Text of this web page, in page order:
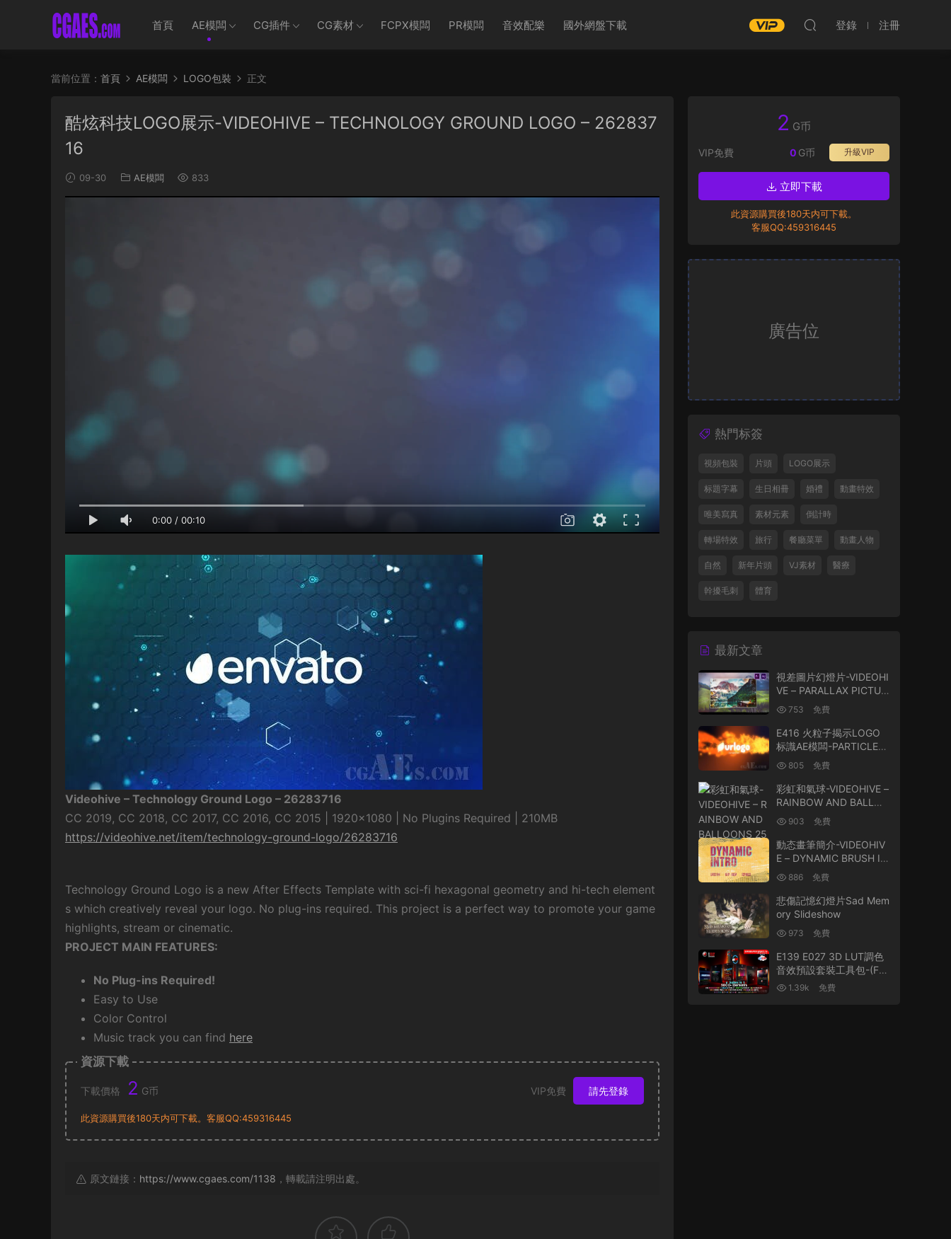
首頁 AE模闆 CG插件 CG素材 FCPX模闆 PR模闆 音效配樂 國外網盤下載 登錄 注冊
當前位置： 首頁 AE模闆 LOGO包裝 正文
酷炫科技LOGO展示-VIDEOHIVE – TECHNOLOGY GROUND LOGO – 262837
16
09-30 AE模闆 833
0:00 / 00:10
Videohive – Technology Ground Logo – 26283716
CC 2019, CC 2018, CC 2017, CC 2016, CC 2015 | 1920×1080 | No Plugins Required | 210MB
https://videohive.net/item/technology-ground-logo/26283716
Technology Ground Logo is a new After Effects Template with sci-fi hexagonal geometry and hi-tech element
s which creatively reveal your logo. No plug-ins required. This project is a perfect way to promote your game
highlights, stream or cinematic.
PROJECT MAIN FEATURES:
No Plug-ins Required!
Easy to Use
Color Control
Music track you can find here
資源下載
下載價格 2 G币 VIP免費 請先登錄
此資源購買後180天内可下載。客服QQ:459316445
原文鏈接： https://www.cgaes.com/1138 ，轉載請注明出處。
2 G币
VIP免費 升級VIP
0 G币
立即下載
此資源購買後180天内可下載。
客服QQ:459316445
廣告位
熱門标簽
視頻包裝 片頭 LOGO展示
标題字幕 生日相冊 婚禮 動畫特效
唯美寫真 素材元素 倒計時
轉場特效 旅行 餐廳菜單 動畫人物
自然 新年片頭 VJ素材 醫療
幹擾毛刺 體育
最新文章
視差圖片幻燈片-VIDEOHI
VE – PARALLAX PICTUR
E SLIDESHOW 26111120
753 免費
E416 火粒子揭示LOGO
标識AE模闆-PARTICLES
FIRE LOGO REVEAL
805 免費
彩虹和氣球-VIDEOHIVE –
RAINBOW AND BALLOO
NS 25553939
903 免費
動态畫筆簡介-VIDEOHIV
E – DYNAMIC BRUSH IN
TRO 23448070
886 免費
悲傷記憶幻燈片Sad Mem
ory Slideshow
973 免費
E139 E027 3D LUT調色
音效預設套裝工具包-(FF
X+3D LUTS)-CINEPUNC
1.39k 免費